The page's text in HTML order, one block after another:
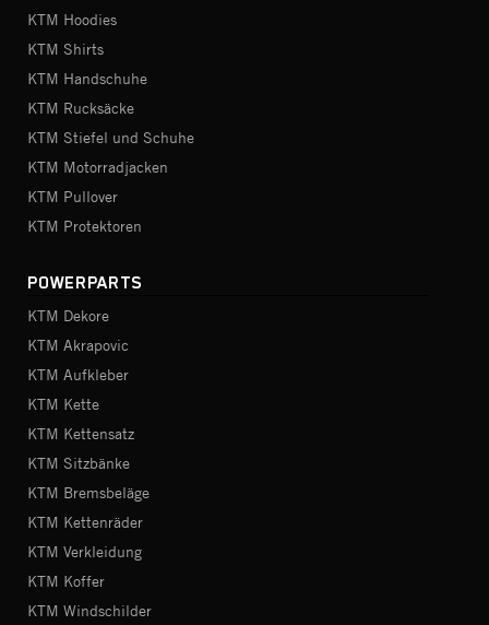
KTM Hoodies
KTM Shirts
KTM Handschuhe
KTM Rucksäcke
KTM Stiefel und Schuhe
KTM Motorradjacken
KTM Pullover
KTM Protektoren
POWERPARTS
KTM Dekore
KTM Akrapovic
KTM Aufkleber
KTM Kette
KTM Kettensatz
KTM Sitzbänke
KTM Bremsbeläge
KTM Kettenräder
KTM Verkleidung
KTM Koffer
KTM Windschilder